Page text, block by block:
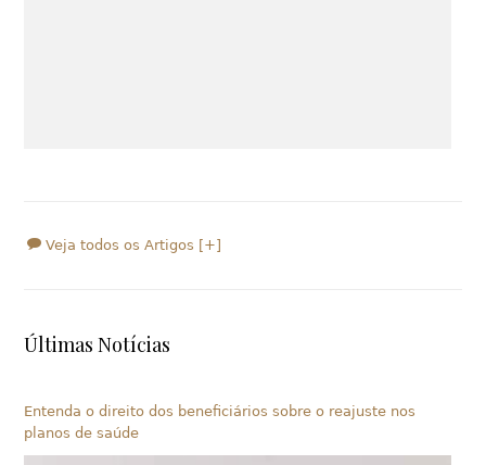
Veja todos os Artigos [+]
Últimas Notícias
Entenda o direito dos beneficiários sobre o reajuste nos
planos de saúde